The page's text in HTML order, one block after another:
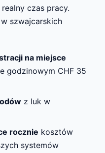
czas pracy.
szwajcarskich
na miejsce
godzinowym CHF 35
z luk w
rocznie kosztów
systemów